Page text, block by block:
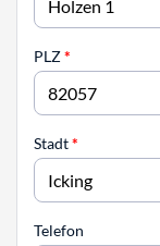
PLZ*
Stadt*
Telefon